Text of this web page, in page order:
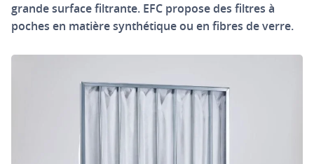
grande surface filtrante. EFC propose des filtres à
poches en matière synthétique ou en fibres de verre.